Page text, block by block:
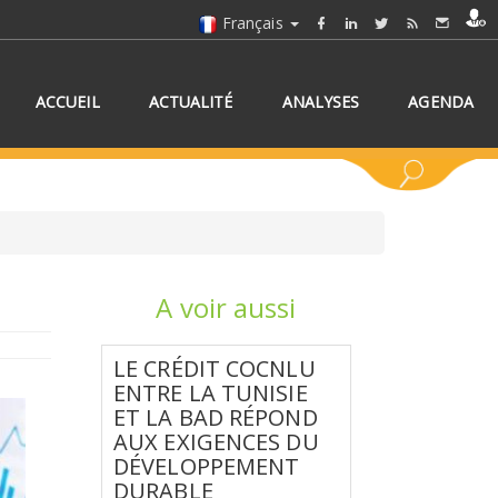
Français
ACCUEIL ACTUALITÉ ANALYSES AGENDA
UN/DES PAYS
A voir aussi
LE CRÉDIT COCNLU
ENTRE LA TUNISIE
ET LA BAD RÉPOND
AUX EXIGENCES DU
DÉVELOPPEMENT
DURABLE